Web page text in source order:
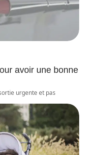
avoir une bonne
urgente et pas